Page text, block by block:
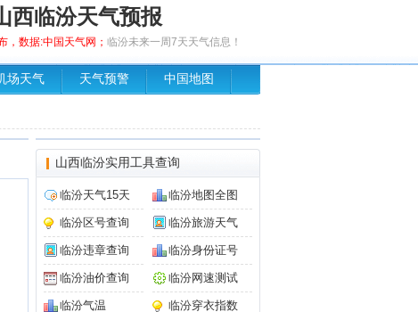
西临汾天气预报
，数据:中国天气网； 临汾未来一周7天天气信息！
场天气 天气预警 中国地图
山西临汾实用工具查询
临汾天气15天 临汾地图全图
临汾区号查询 临汾旅游天气
临汾违章查询 临汾身份证号
临汾油价查询 临汾网速测试
临汾气温 临汾穿衣指数